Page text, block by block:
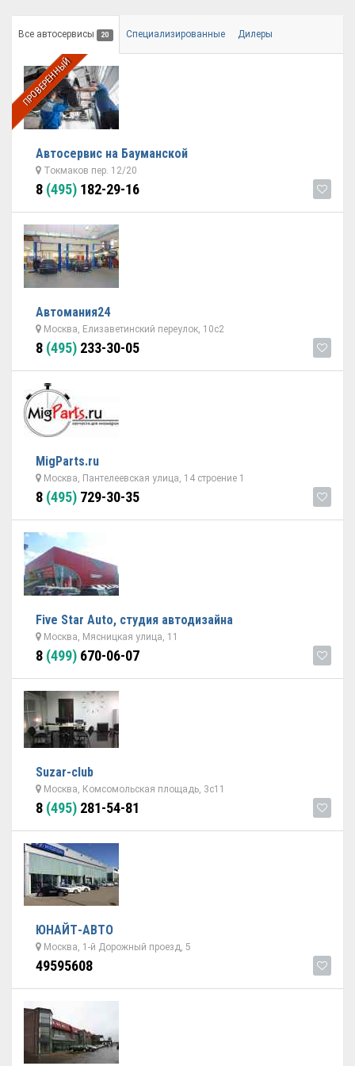
Все автосервисы 20 Специализированные Дилеры
ПРОВЕРЕННЫЙ
Автосервис на Бауманской
Токмаков пер. 12/20
8 (495) 182-29-16
Автомания24
Москва, Елизаветинский переулок, 10с2
8 (495) 233-30-05
MigParts.ru
Москва, Пантелеевская улица, 14 строение 1
8 (495) 729-30-35
Five Star Auto, студия автодизайна
Москва, Мясницкая улица, 11
8 (499) 670-06-07
Suzar-club
Москва, Комсомольская площадь, 3с11
8 (495) 281-54-81
ЮНАЙТ-АВТО
Москва, 1-й Дорожный проезд, 5
49595608